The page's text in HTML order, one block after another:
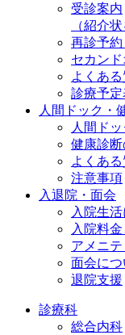
受診案内
（紹介
再診予
セカン
よくある
診療予定
人間ドック・
人間ド
健康診
よくあ
注意事項
入退院・面会
入院生
入院料
アメニ
面会につ
退院支援
診療科
総合内科